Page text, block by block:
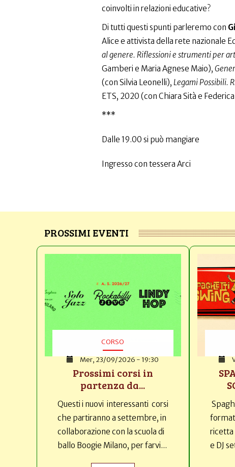
coinvolti in relazioni educative?
Di tutti questi spunti parleremo con
Alice e attivista della rete nazionale
al genere. Riflessioni e strumenti per
Gamberi e Maria Agnese Maio),
(con Silvia Leonelli), Legami Possibili.
ETS, 2020 (con Chiara Sità e
***
Dalle 19.00 si può mangiare
Ingresso con tessera Arci
PROSSIMI EVENTI
CORSO
Mer, 23/09/2026 - 19:30
Prossimi corsi in
partenza da...
Questi i nuovi interessanti corsi
che partiranno a settembre, in
collaborazione con la scuola di
ballo Boogie Milano, per farvi...
format
ricetta
e DJ